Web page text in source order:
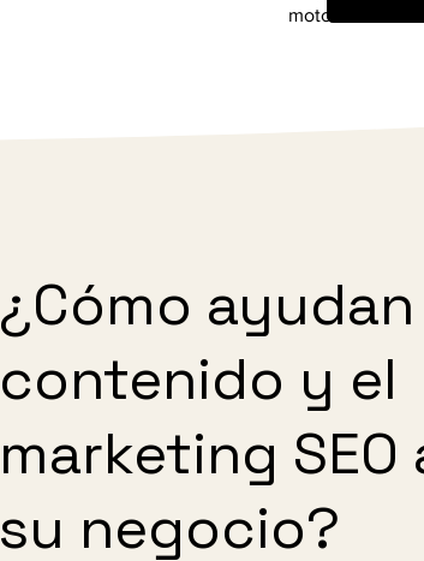
motores de
¿Cómo ayudan
contenido y el
marketing SEO
su negocio?